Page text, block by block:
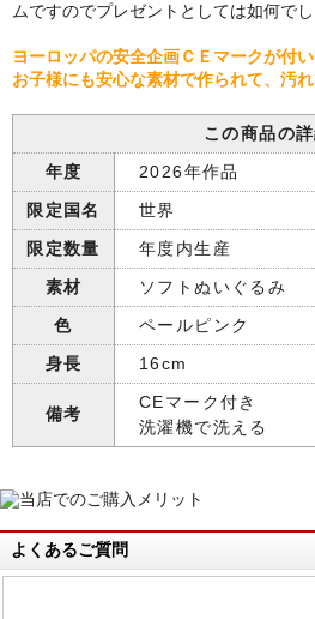
ムですのでプレゼントとしては如何でし
ヨーロッパの安全企画ＣＥマークが付い
お子様にも安心な素材で作られて、汚
この商品の
年度
2026年作品
限定国名
世界
限定数量
年度内生産
素材
ソフトぬいぐるみ
色
ペールピンク
身長
16cm
備考
CEマーク付き
洗濯機で洗える
よくあるご質問